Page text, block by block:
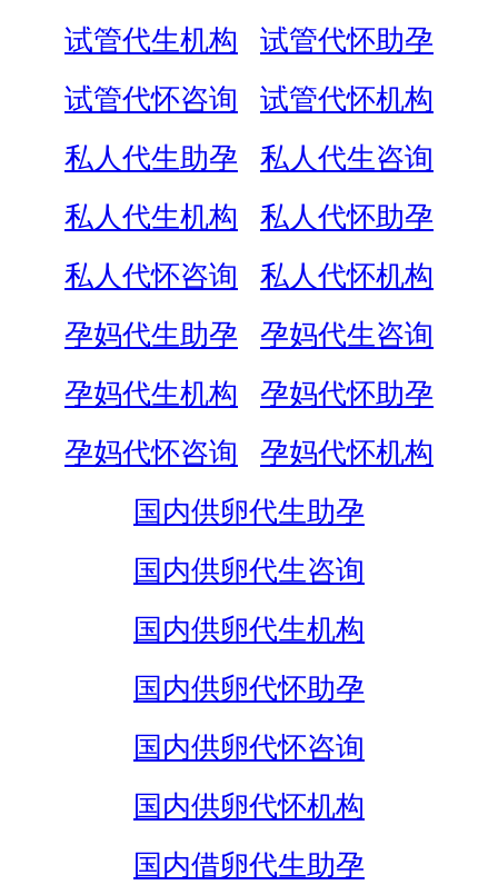
试管代生机构
试管代怀助孕
试管代怀咨询
试管代怀机构
私人代生助孕
私人代生咨询
私人代生机构
私人代怀助孕
私人代怀咨询
私人代怀机构
孕妈代生助孕
孕妈代生咨询
孕妈代生机构
孕妈代怀助孕
孕妈代怀咨询
孕妈代怀机构
国内供卵代生助孕
国内供卵代生咨询
国内供卵代生机构
国内供卵代怀助孕
国内供卵代怀咨询
国内供卵代怀机构
国内借卵代生助孕